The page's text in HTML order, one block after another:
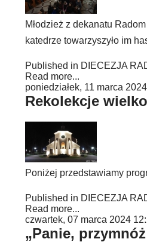
Młodzież z dekanatu
katedrze towarzyszyło im
Published in DIECEZJA
Read more...
poniedziałek, 11 marca
Rekolekcje
Poniżej przedstawiamy
Published in DIECEZJA
Read more...
czwartek, 07 marca 2024
„Panie,